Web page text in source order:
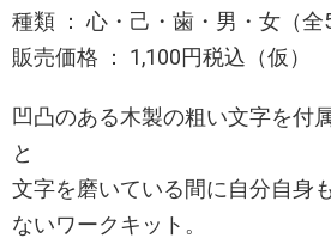
種類 ： 心・己・歯・男・女（全5
販売価格 ： 1,100円税込（仮）
凹凸のある木製の粗い文字を付
と
文字を磨いている間に自分自身
ないワークキット。